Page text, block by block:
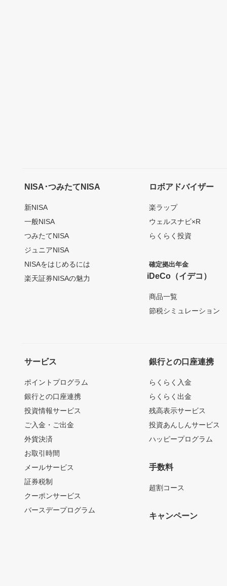
NISA･つみたてNISA
新NISA
一般NISA
つみたてNISA
ジュニアNISA
NISAをはじめるには
楽天証券NISAの魅力
ロボアドバイザー
楽ラップ
ウェルスナビ×R
らくらく投資
確定拠出年金
iDeCo（イデコ）
商品一覧
節税シミュレーション
サービス
ポイントプログラム
銀行との口座連携
投資情報サービス
ご入金・ご出金
外貨決済
お取引時間
メールサービス
証券税制
クーポンサービス
バースデープログラム
銀行との口座連携
らくらく入金
らくらく出金
残高表示サービス
投資あんしんサービス
ハッピープログラム
手数料
超割コース
キャンペーン